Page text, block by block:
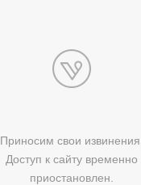
Приносим свои извинения.
Доступ к сайту временно
приостановлен.